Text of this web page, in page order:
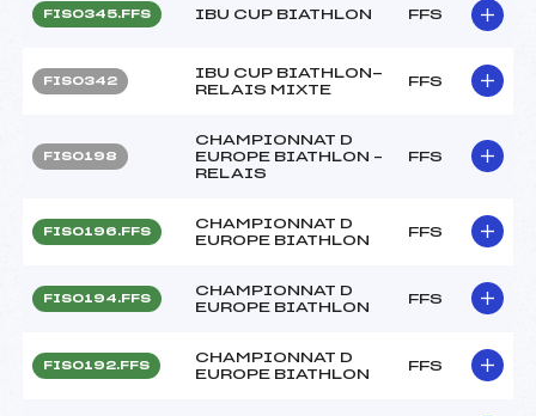
FIS0345.FFS IBU CUP BIATHLON FFS
FIS0342
IBU CUP BIATHLON-
RELAIS MIXTE
FFS
FIS0198
CHAMPIONNAT D
EUROPE BIATHLON –
RELAIS
FFS
FIS0196.FFS
CHAMPIONNAT D
EUROPE BIATHLON
FFS
FIS0194.FFS
CHAMPIONNAT D
EUROPE BIATHLON
FFS
FIS0192.FFS
CHAMPIONNAT D
EUROPE BIATHLON
FFS